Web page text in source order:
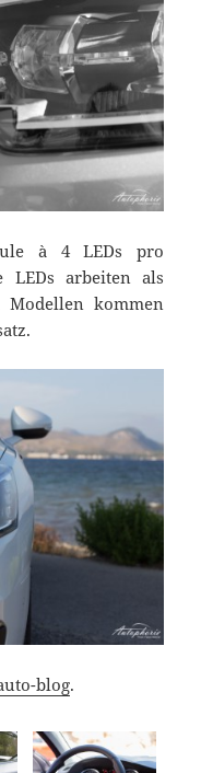
à 4 LEDs pro
LEDs arbeiten als
kommen
blog.